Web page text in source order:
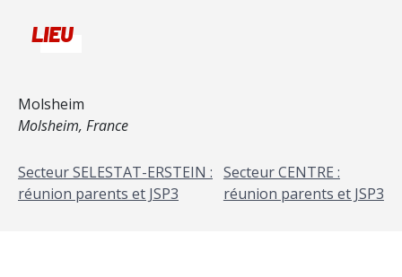
LIEU
Molsheim
Molsheim, France
Secteur SELESTAT-ERSTEIN :
réunion parents et JSP3
Secteur CENTRE :
réunion parents et JSP3